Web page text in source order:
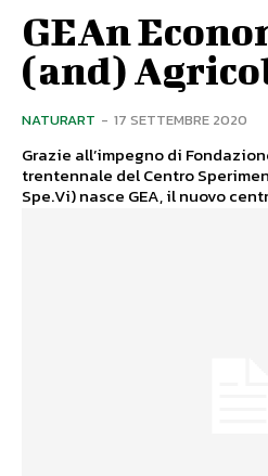
GEAn
(and)
NATURART - 17 SETTEMBRE 2020
Grazie all’impegno di
trentennale del Centro
Spe.Vi) nasce GEA, il nuovo